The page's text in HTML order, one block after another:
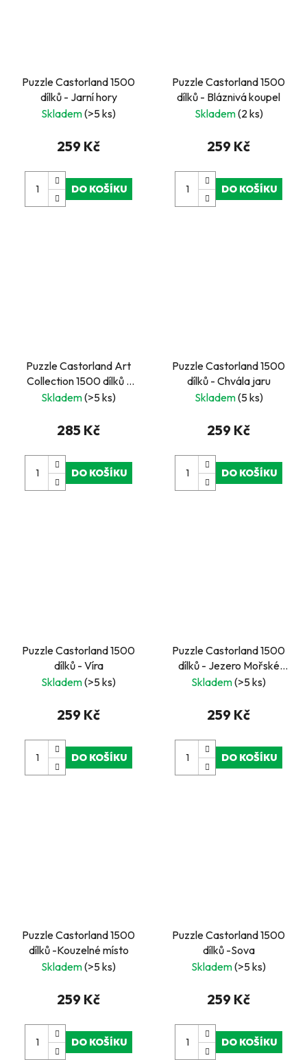
Puzzle Castorland 1500
dílků - Jarní hory
Skladem(>5 ks)
259 Kč
DO KOŠÍKU
Puzzle Castorland 1500
dílků - Bláznivá koupel
Skladem(2 ks)
259 Kč
DO KOŠÍKU
Puzzle Castorland Art
Collection 1500 dílků -
Bláznivé nákupy
Skladem(>5 ks)
285 Kč
DO KOŠÍKU
Puzzle Castorland 1500
dílků - Chvála jaru
Skladem(5 ks)
259 Kč
DO KOŠÍKU
Puzzle Castorland 1500
dílků - Víra
Skladem(>5 ks)
259 Kč
DO KOŠÍKU
Puzzle Castorland 1500
dílků - Jezero Mořské
oko při východu slunce,
Skladem(>5 ks)
259 Kč
DO KOŠÍKU
Puzzle Castorland 1500
dílků -Kouzelné místo
Skladem(>5 ks)
259 Kč
DO KOŠÍKU
Puzzle Castorland 1500
dílků -Sova
Skladem(>5 ks)
259 Kč
DO KOŠÍKU